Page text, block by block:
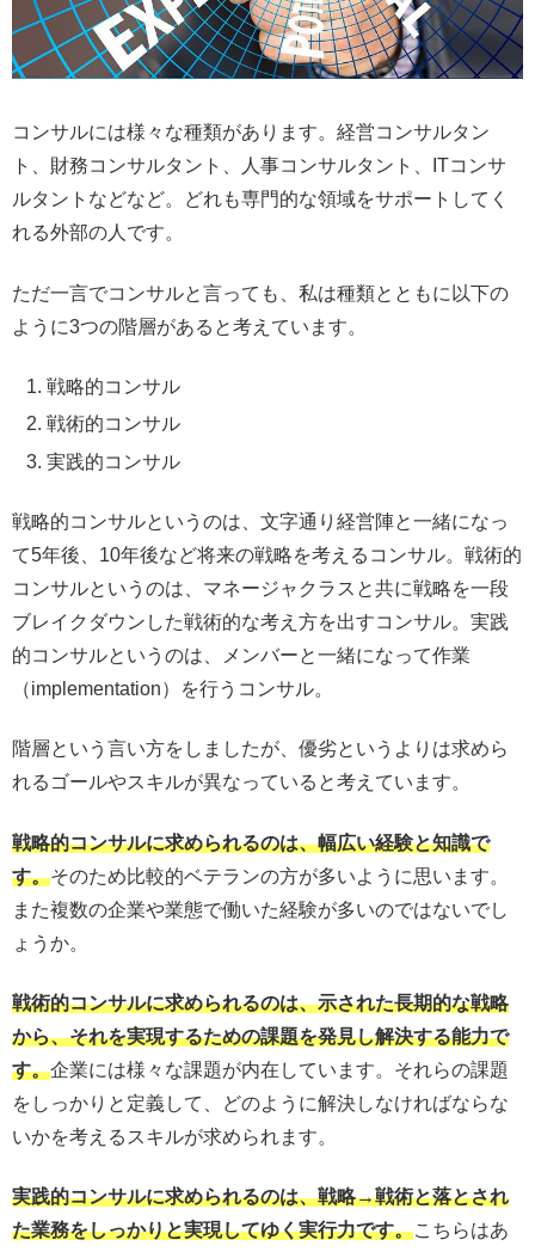
コンサルには様々な種類があります。経営コンサルタン
ト、財務コンサルタント、人事コンサルタント、ITコンサ
ルタントなどなど。どれも専門的な領域をサポートしてく
れる外部の人です。
ただ一言でコンサルと言っても、私は種類とともに以下の
ように3つの階層があると考えています。
戦略的コンサル
戦術的コンサル
実践的コンサル
戦略的コンサルというのは、文字通り経営陣と一緒になっ
て5年後、10年後など将来の戦略を考えるコンサル。戦術的
コンサルというのは、マネージャクラスと共に戦略を一段
ブレイクダウンした戦術的な考え方を出すコンサル。実践
的コンサルというのは、メンバーと一緒になって作業
（implementation）を行うコンサル。
階層という言い方をしましたが、優劣というよりは求めら
れるゴールやスキルが異なっていると考えています。
戦略的コンサルに求められるのは、幅広い経験と知識で
す。そのため比較的ベテランの方が多いように思います。
また複数の企業や業態で働いた経験が多いのではないでし
ょうか。
戦術的コンサルに求められるのは、示された長期的な戦略
から、それを実現するための課題を発見し解決する能力で
す。企業には様々な課題が内在しています。それらの課題
をしっかりと定義して、どのように解決しなければならな
いかを考えるスキルが求められます。
実践的コンサルに求められるのは、戦略→戦術と落とされ
た業務をしっかりと実現してゆく実行力です。こちらはあ